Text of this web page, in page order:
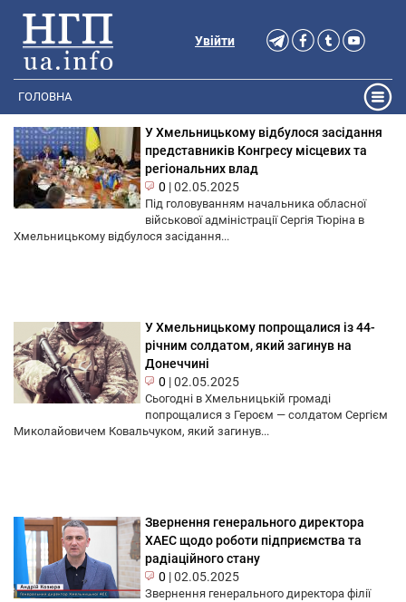
Увійти
ГОЛОВНА
У Хмельницькому відбулося засідання
представників Конгресу місцевих та
регіональних влад
0 |02.05.2025
Під головуванням начальника обласної
військової адміністрації Сергія Тюріна в
Хмельницькому відбулося засідання...
У Хмельницькому попрощалися із 44-
річним солдатом, який загинув на
Донеччині
0 |02.05.2025
Сьогодні в Хмельницькій громаді
попрощалися з Героєм — солдатом Сергієм
Миколайовичем Ковальчуком, який загинув...
Звернення генерального директора
ХАЕС щодо роботи підприємства та
радіаційного стану
0 |02.05.2025
Звернення генерального директора філії